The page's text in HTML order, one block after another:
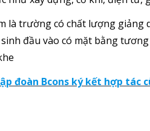
là trường có chất lượng giảng
đầu vào có mặt bằng
đoàn Bcons ký kết hợp tác